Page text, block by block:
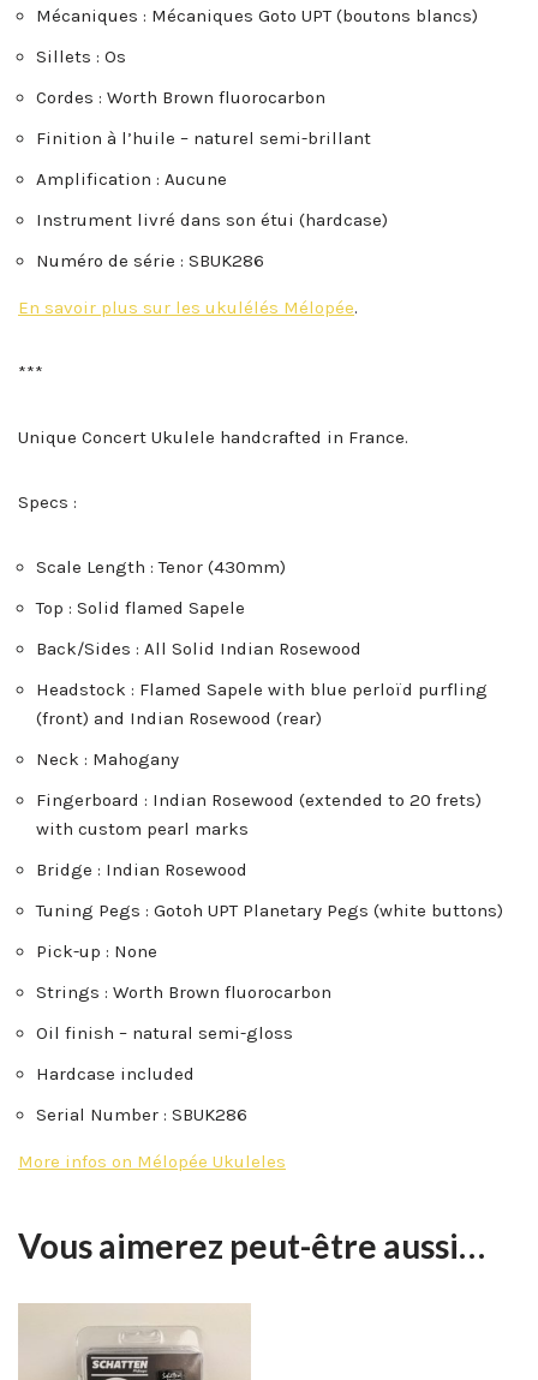
Mécaniques : Mécaniques Goto UPT (boutons blancs)
Sillets : Os
Cordes : Worth Brown fluorocarbon
Finition à l’huile – naturel semi-brillant
Amplification : Aucune
Instrument livré dans son étui (hardcase)
Numéro de série : SBUK286
En savoir plus sur les ukulélés Mélopée.
***
Unique Concert Ukulele handcrafted in France.
Specs :
Scale Length : Tenor (430mm)
Top : Solid flamed Sapele
Back/Sides : All Solid Indian Rosewood
Headstock : Flamed Sapele with blue perloïd purfling
(front) and Indian Rosewood (rear)
Neck : Mahogany
Fingerboard : Indian Rosewood (extended to 20 frets)
with custom pearl marks
Bridge : Indian Rosewood
Tuning Pegs : Gotoh UPT Planetary Pegs (white buttons)
Pick-up : None
Strings : Worth Brown fluorocarbon
Oil finish – natural semi-gloss
Hardcase included
Serial Number : SBUK286
More infos on Mélopée Ukuleles
Vous aimerez peut-être aussi…